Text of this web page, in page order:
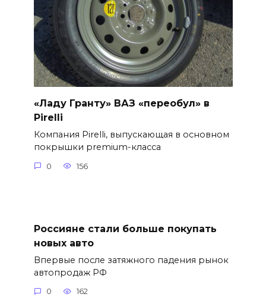
«Ладу Гранту» ВАЗ «переобул» в
Pirelli
Компания Pirelli, выпускающая в основном
покрышки premium-класса
0 156
Россияне стали больше покупать
новых авто
Впервые после затяжного падения рынок
автопродаж РФ
0 162